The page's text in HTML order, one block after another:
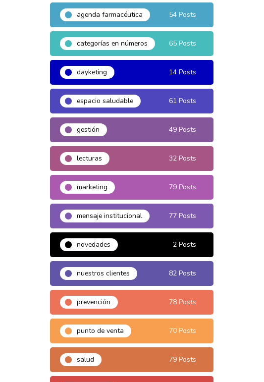
agenda farmacéutica 54 Posts
categorías en números 65 Posts
dayketing 14 Posts
espacio saludable 61 Posts
gestión 49 Posts
lecturas 32 Posts
marketing 79 Posts
mensaje institucional 77 Posts
novedades 2 Posts
nuestros clientes 82 Posts
prevención 78 Posts
punto de venta 70 Posts
salud 79 Posts